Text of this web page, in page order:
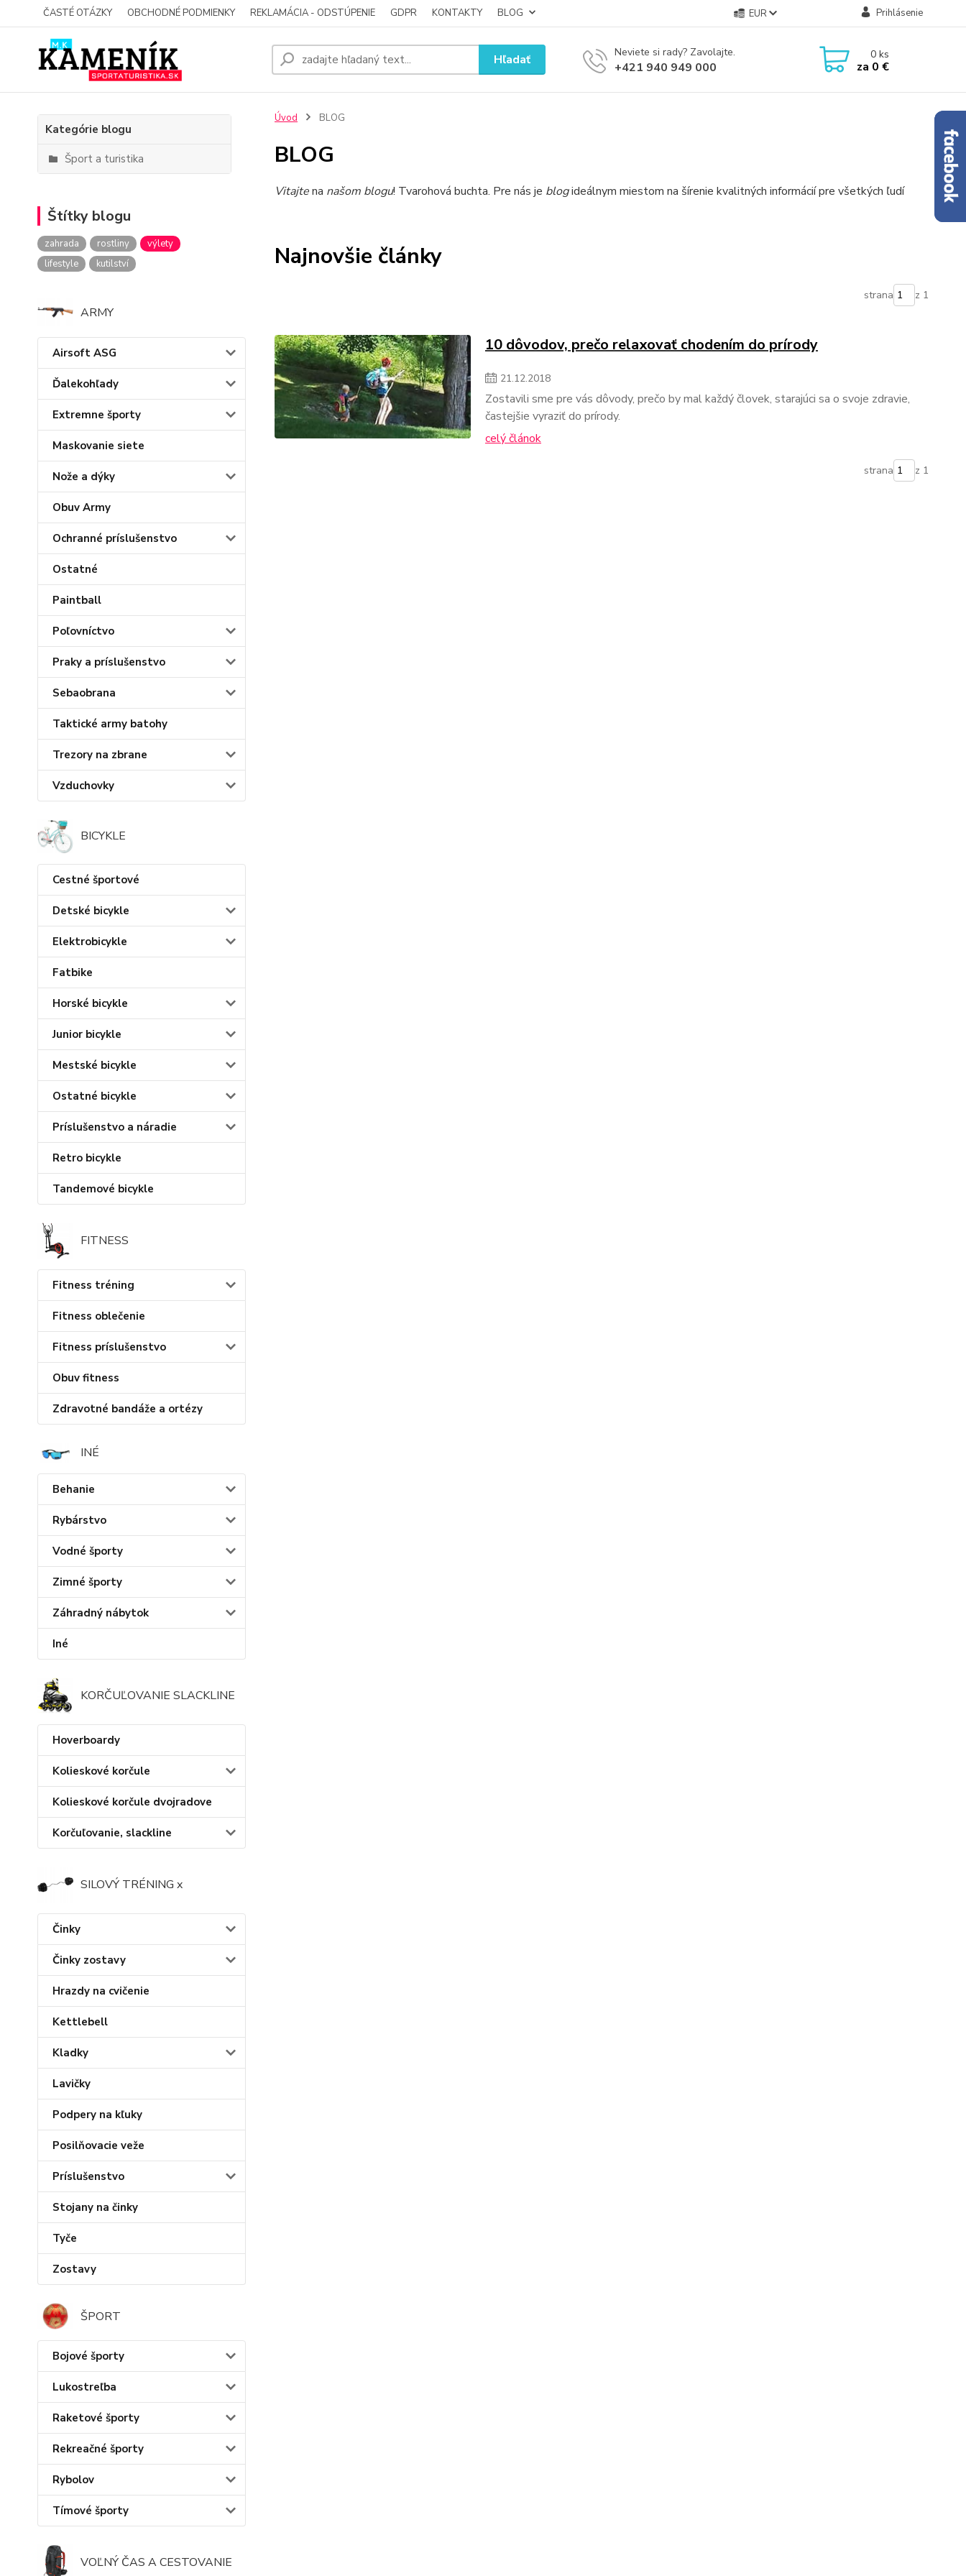
ČASTÉ OTÁZKY OBCHODNÉ PODMIENKY REKLAMÁCIA - ODSTÚPENIE GDPR KONTAKTY BLOG EUR Prihlásenie
Hľadať Neviete si rady? Zavolajte.
+421 940 949 000
0ks
za 0 €
Kategórie blogu
Šport a turistika
Štítky blogu
zahrada rostliny
výlety
lifestyle
kutilství
ARMY
Airsoft ASG
Ďalekohľady
Extremne športy
Maskovanie siete
Nože a dýky
Obuv Army
Ochranné príslušenstvo
Ostatné
Paintball
Poľovníctvo
Praky a príslušenstvo
Sebaobrana
Taktické army batohy
Trezory na zbrane
Vzduchovky
BICYKLE
Cestné športové
Detské bicykle
Elektrobicykle
Fatbike
Horské bicykle
Junior bicykle
Mestské bicykle
Ostatné bicykle
Príslušenstvo a náradie
Retro bicykle
Tandemové bicykle
FITNESS
Fitness tréning
Fitness oblečenie
Fitness príslušenstvo
Obuv fitness
Zdravotné bandáže a ortézy
INÉ
Behanie
Rybárstvo
Vodné športy
Zimné športy
Záhradný nábytok
Iné
KORČUĽOVANIE SLACKLINE
Hoverboardy
Kolieskové korčule
Kolieskové korčule dvojradove
Korčuľovanie, slackline
SILOVÝ TRÉNING x
Činky
Činky zostavy
Hrazdy na cvičenie
Kettlebell
Kladky
Lavičky
Podpery na kľuky
Posilňovacie veže
Príslušenstvo
Stojany na činky
Tyče
Zostavy
ŠPORT
Bojové športy
Lukostreľba
Raketové športy
Rekreačné športy
Rybolov
Tímové športy
VOĽNÝ ČAS A CESTOVANIE
Úvod BLOG
BLOG
Vitajtena našom blogu! Tvarohová buchta. Pre nás je blogideálnym miestom na šírenie kvalitných informácií pre všetkých ľudí
Najnovšie články
strana z 1
10 dôvodov, prečo relaxovať chodením do prírody
21.12.2018
Zostavili sme pre vás dôvody, prečo by mal každý človek, starajúci sa o svoje zdravie,
častejšie vyraziť do prírody.
celý článok
strana z 1